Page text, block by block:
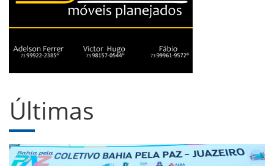
Últimas